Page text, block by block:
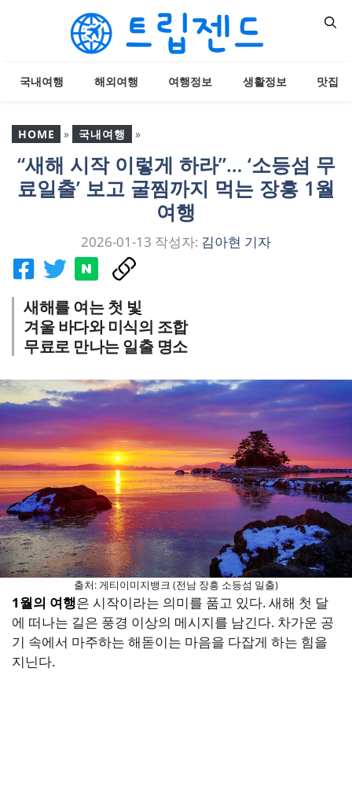
뛰
기
국내여행 해외여행 여행정보 생활정보 맛집
HOME » 국내여행 »
“새해 시작 이렇게 하라”…
‘소등섬 무료일출’ 보고 굴
찜까지 먹는 장흥 1월 여행
“새해 시작 이렇게 하라”… ‘소등섬 무
료일출’ 보고 굴찜까지 먹는 장흥 1월
여행
2026-01-13 작성자: 김아현 기자
새해를 여는 첫 빛
겨울 바다와 미식의 조합
무료로 만나는 일출 명소
출처: 게티이미지뱅크 (전남 장흥 소등섬 일출)
1월의 여행은 시작이라는 의미를 품고 있다. 새해 첫 달
에 떠나는 길은 풍경 이상의 메시지를 남긴다. 차가운 공
기 속에서 마주하는 해돋이는 마음을 다잡게 하는 힘을
지닌다.